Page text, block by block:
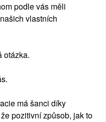
podle vás měli
vlastních
otázka.
má šanci díky
pozitivní způsob, jak to